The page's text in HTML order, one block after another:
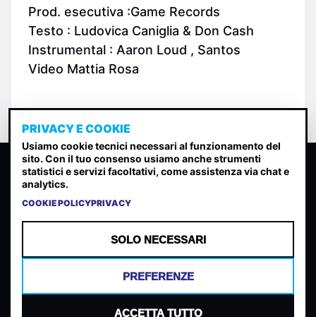
Prod. esecutiva :Game Records
Testo : Ludovica Caniglia & Don Cash
Instrumental : Aaron Loud , Santos
Video Mattia Rosa
CLASSIFICA INDIE
Classifica per indice di gradimento generata dall analisi di
TERMINI E CONDIZIONI PRIVACY POLICY
COOKIES PREFERENZE COOKIES
PRIVACY E COOKIE
Usiamo cookie tecnici necessari al funzionamento del
sito. Con il tuo consenso usiamo anche strumenti
statistici e servizi facoltativi, come assistenza via chat e
analytics.
COOKIE POLICYPRIVACY
SOLO NECESSARI
PREFERENZE
ACCETTA TUTTO